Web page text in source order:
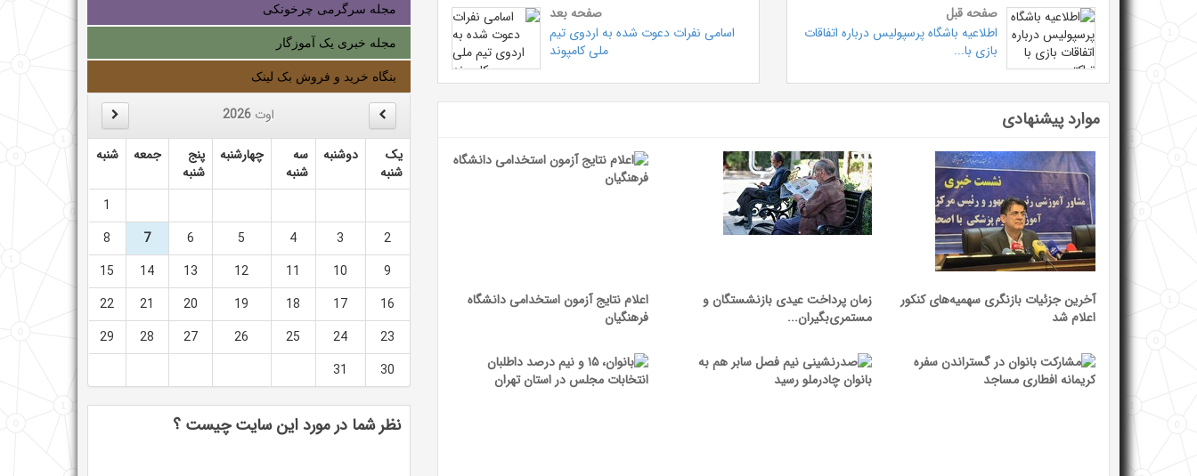
صفحه قبل
اطلاعیه باشگاه پرسپولیس درباره اتفاقات
بازی با...
صفحه بعد
اسامی نفرات دعوت شده به اردوی تیم
ملی کامپوند
موارد پیشنهادی
آخرین جزئیات بازنگری سهمیه‌های کنکور
اعلام شد
زمان پرداخت عیدی بازنشستگان و
مستمری‌بگیران...
اعلام نتایج آزمون استخدامی دانشگاه
فرهنگیان
مجله سرگرمی چرخونکی
مجله خبری یک آموزگار
بنگاه خرید و فروش بک لینک
اوت 2026
یک
شنبه
دوشنبه
سه
شنبه
چهارشنبه
پنج
شنبه
جمعه شنبه
1
2
3
4
5
6
7
8
9
10
11
12
13
14
15
16
17
18
19
20
21
22
23
24
25
26
27
28
29
30
31
نظر شما در مورد این سایت چیست ؟